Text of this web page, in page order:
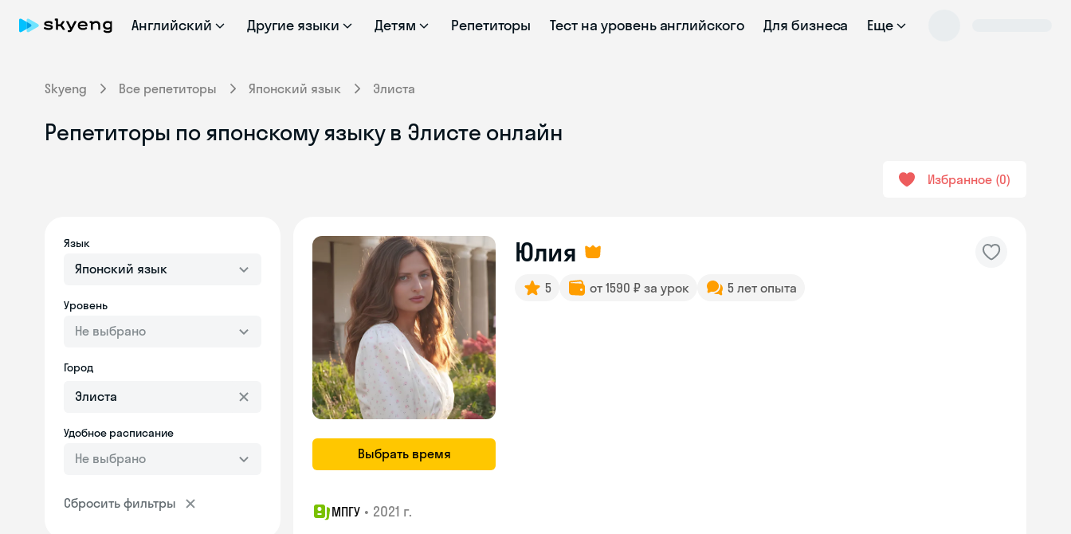
Английский Другие языки Детям Репетиторы Тест на уровень английского Для бизнеса Еще
Skyeng Все репетиторы Японский язык Элиста
Репетиторы по японскому языку в Элисте онлайн
Избранное 0
Язык
Японский язык
Уровень
Не выбрано
Город
Удобное расписание
Не выбрано
Сбросить фильтры
Выбрать время
Юлия
5 от 1590 ₽ за урок 5 лет опыта
МПГУ • 2021 г.